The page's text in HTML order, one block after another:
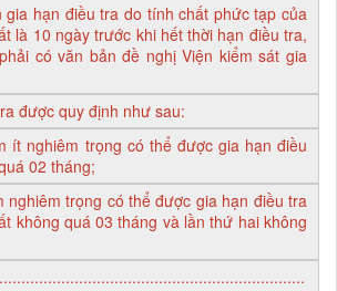
gia hạn điều tra do tính chất phức tạp của
là 10 ngày trước khi hết thời hạn điều tra,
có văn bản đề nghị Viện kiểm sát gia
được quy định như sau:
ít nghiêm trọng có thể được gia hạn điều
02 tháng;
nghiêm trọng có thể được gia hạn điều tra
không quá 03 tháng và lần thứ hai không